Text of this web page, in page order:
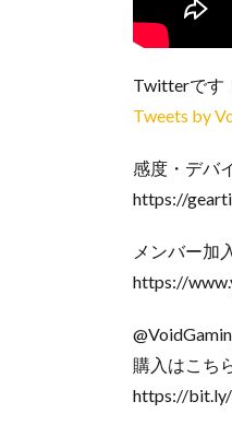
Twitterです
Tweets by
感度・デバ
https://
メンバー加
https://
購入はこち
https://